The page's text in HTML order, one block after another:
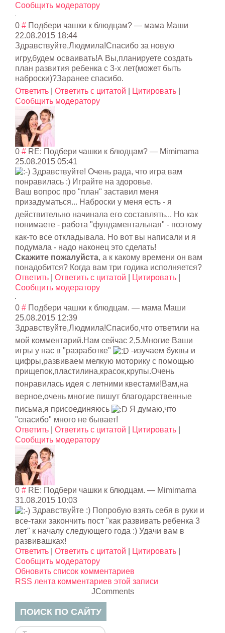
Сообщить модератору
0 # Подбери чашки к блюдцам? — мама Маши
22.08.2015 18:44
Здравствуйте,Людмила!Спасибо за новую
игру,будем осваивать!А Вы,планируете создать
план развития ребенка с 3-х лет(может быть
наброски)?Заранее спасибо.
Ответить
Ответить с цитатой Цитировать
Сообщить модератору
0 # RE: Подбери чашки к блюдцам? — Mimimama
25.08.2015 05:41
Здравствуйте! Очень рада, что игра вам
понравилась :) Играйте на здоровье.
Ваш вопрос про "план" заставил меня
призадуматься... Наброски у меня есть - я
действительно начинала его составлять... Но как
понимаете - работа "фундаментальная" - поэтому
как-то все откладывала. Но вот вы написали и я
подумала - надо наконец это сделать!
Скажите пожалуйста, а к какому времени он вам
понадобится? Когда вам три годика исполняется?
Ответить
Ответить с цитатой Цитировать
Сообщить модератору
0 # Подбери чашки к блюдцам. — мама Маши
25.08.2015 12:39
Здравствуйте,Людмила!Спасибо,что ответили на
мой комментарий.Нам сейчас 2,5.Многие Ваши
игры у нас в "разработке"
-изучаем буквы и
цифры,развиваем мелкую моторику с помощью
прищепок,пластилина,красок,крупы.Очень
понравилась идея с летними квестами!Вам,на
верное,очень многие пишут благодарственные
письма,я присоединяюсь
Я думаю,что
"спасибо" много не бывает!
Ответить
Ответить с цитатой Цитировать
Сообщить модератору
0 # RE: Подбери чашки к блюдцам. — Mimimama
31.08.2015 10:03
Здравствуйте :) Попробую взять себя в руки и
все-таки закончить пост "как развивать ребенка 3
лет" к началу следующего года :) Удачи вам в
развивашках!
Ответить
Ответить с цитатой Цитировать
Сообщить модератору
Обновить список комментариев
RSS лента комментариев этой записи
JComments
ПОИСК ПО САЙТУ